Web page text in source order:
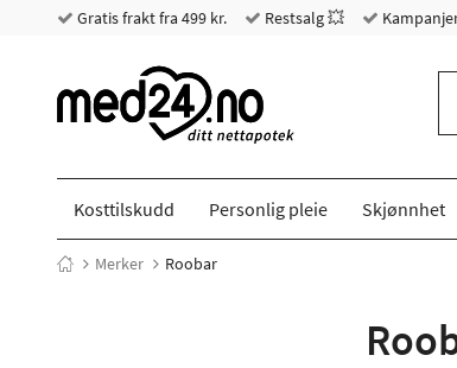
Gratis frakt fra 499 kr. Restsalg 💥
Kosttilskudd Personlig pleie Skjønnhet
Merker Roobar